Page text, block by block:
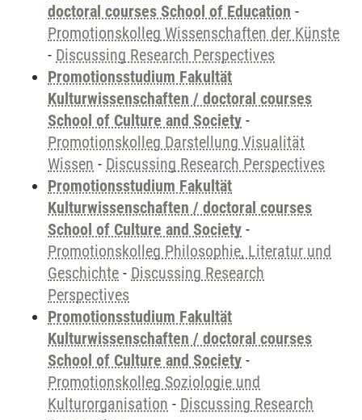
doctoral courses School of Education -
Promotionskolleg Wissenschaften der Künste
- Discussing Research Perspectives
Promotionsstudium Fakultät
Kulturwissenschaften / doctoral courses
School of Culture and Society -
Promotionskolleg Darstellung Visualität
Wissen - Discussing Research Perspectives
Promotionsstudium Fakultät
Kulturwissenschaften / doctoral courses
School of Culture and Society -
Promotionskolleg Philosophie, Literatur und
Geschichte - Discussing Research
Perspectives
Promotionsstudium Fakultät
Kulturwissenschaften / doctoral courses
School of Culture and Society -
Promotionskolleg Soziologie und
Kulturorganisation - Discussing Research